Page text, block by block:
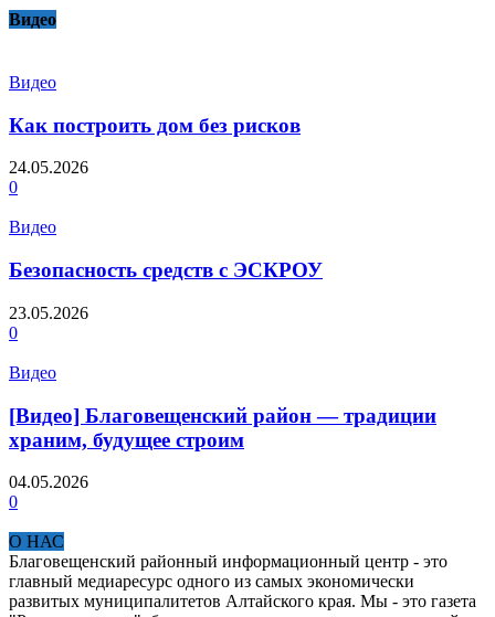
Видео
Видео
Как построить дом без рисков
24.05.2026
0
Видео
Безопасность средств с ЭСКРОУ
23.05.2026
0
Видео
[Видео] Благовещенский район — традиции
храним, будущее строим
04.05.2026
0
О НАС
Благовещенский районный информационный центр - это
главный медиаресурс одного из самых экономически
развитых муниципалитетов Алтайского края. Мы - это газета